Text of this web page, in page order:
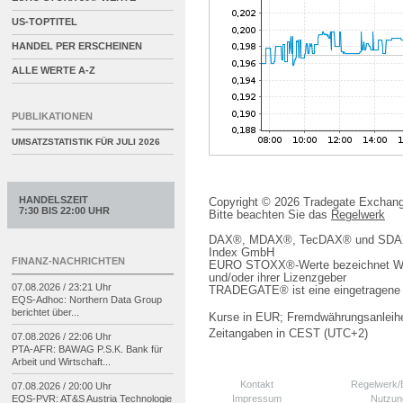
Copyright © 2026 Tradegate
Bitte beachten Sie das Regelwerk
DAX®, MDAX®, TecDAX® und
Index GmbH
EURO STOXX®-Werte bezeichnet
und/oder ihrer Lizenzgeber
TRADEGATE® ist eine
Kurse in EUR;
Zeitangaben in CEST (UTC+2)
Kontakt
Impressum
US-TOPTITEL
HANDEL PER ERSCHEINEN
ALLE WERTE A-Z
PUBLIKATIONEN
UMSATZSTATISTIK FÜR JULI 2026
HANDELSZEIT
7:30 BIS 22:00 UHR
FINANZ-NACHRICHTEN
07.08.2026 / 23:21 Uhr
EQS-Adhoc: Northern Data Group
berichtet über...
07.08.2026 / 22:06 Uhr
PTA-AFR: BAWAG P.S.K. Bank für
Arbeit und Wirtschaft...
07.08.2026 / 20:00 Uhr
EQS-PVR: AT&S Austria Technologie